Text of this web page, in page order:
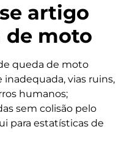
artigo
de moto
queda de moto
vias ruins,
humanos;
sem colisão pelo
para estatísticas de